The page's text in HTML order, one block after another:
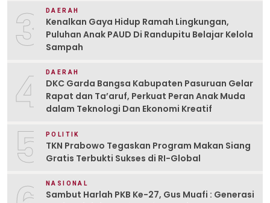
3 DAERAH
Kenalkan Gaya Hidup Ramah Lingkungan,
Puluhan Anak PAUD Di Randupitu Belajar Kelola
Sampah
4 DAERAH
DKC Garda Bangsa Kabupaten Pasuruan Gelar
Rapat dan Ta’aruf, Perkuat Peran Anak Muda
dalam Teknologi Dan Ekonomi Kreatif
5 POLITIK
TKN Prabowo Tegaskan Program Makan Siang
Gratis Terbukti Sukses di RI-Global
NASIONAL
Sambut Harlah PKB Ke-27, Gus Muafi : Generasi